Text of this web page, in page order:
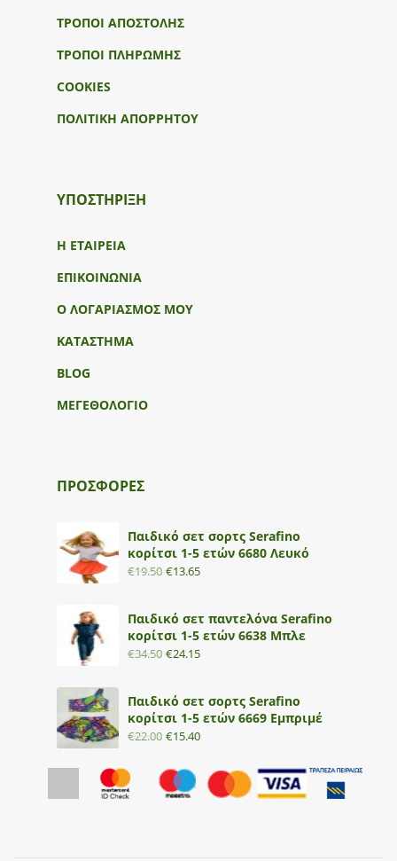
ΤΡΟΠΟΙ ΑΠΟΣΤΟΛΗΣ
ΤΡΟΠΟΙ ΠΛΗΡΩΜΗΣ
COOKIES
ΠΟΛΙΤΙΚΗ ΑΠΟΡΡΗΤΟΥ
ΥΠΟΣΤΉΡΙΞΗ
Η ΕΤΑΙΡΕΙΑ
ΕΠΙΚΟΙΝΩΝΙΑ
Ο ΛΟΓΑΡΙΑΣΜΟΣ ΜΟΥ
ΚΑΤΑΣΤΗΜΑ
BLOG
ΜΕΓΕΘΟΛΟΓΙΟ
ΠΡΟΣΦΟΡΕΣ
Παιδικό σετ σορτς Serafino
κορίτσι 1-5 ετών 6680 Λευκό
€19.50 €13.65
Παιδικό σετ παντελόνα Serafino
κορίτσι 1-5 ετών 6638 Μπλε
€34.50 €24.15
Παιδικό σετ σορτς Serafino
κορίτσι 1-5 ετών 6669 Εμπριμέ
€22.00 €15.40